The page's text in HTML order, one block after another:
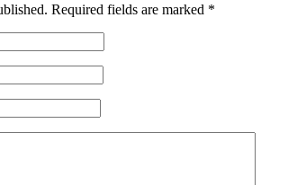
Required fields are marked *